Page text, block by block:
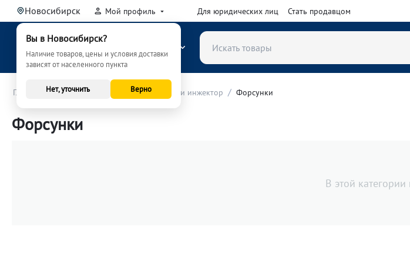
Новосибирск
Вы в Новосибирск?
Наличие товаров, цены и условия доставки
зависят от населенного пункта
Нет, уточнить Верно
Мой профиль Для юридических лиц Стать продавцом
Главная / Автозапчасти Система питания и инжектор / Форсунки
Форсунки
В этой категории